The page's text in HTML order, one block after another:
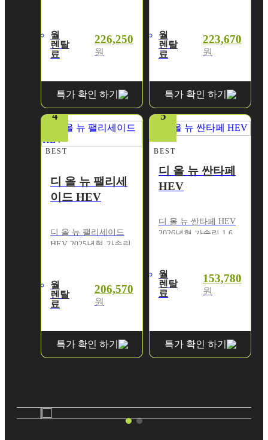
월
렌탈
료
226,250
원
특가 확인 하기
월
렌탈
료
223,670
원
특가 확인 하기
4
BEST
디 올 뉴 팰리세
이드 HEV
디 올 뉴 팰리세이드
HEV 2025년형 가솔린
월
렌탈
료
206,570
원
특가 확인 하기
5
BEST
디 올 뉴 싼타페
HEV
디 올 뉴 싼타페 HEV
2026년형 가솔린 1.6
월
렌탈
료
153,780
원
특가 확인 하기